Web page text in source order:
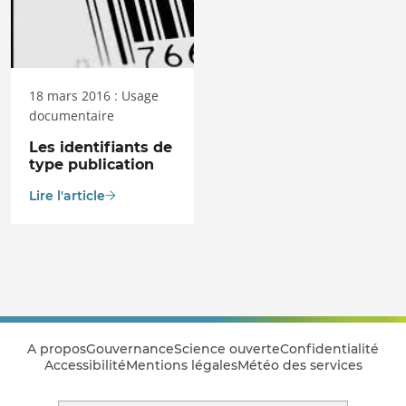
18 mars 2016 : Usage
documentaire
Les identifiants de
type publication
Lire l'article
A proposGouvernanceScience ouverteConfidentialité
AccessibilitéMentions légalesMétéo des services